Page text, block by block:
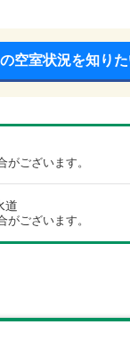
空室状況を知り
ございます。
道
ございます。